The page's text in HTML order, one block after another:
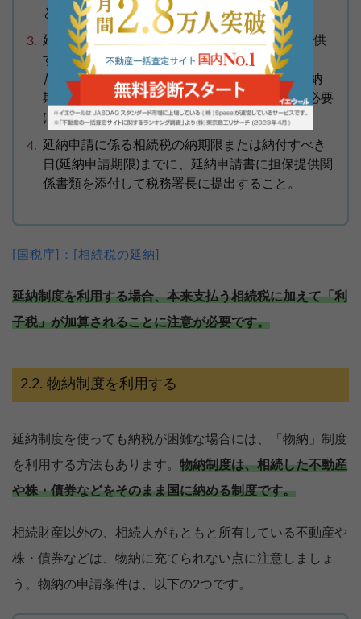
と。
延納税額および利子税の額に相当する担保を提供
すること。
ただし、延納税額が100万円以下で、かつ、延納
期間が3年以下である場合には担保を提供する必要
はありません。
延納申請に係る相続税の納期限または納付すべき
日(延納申請期限)までに、延納申請書に担保提供関
係書類を添付して税務署長に提出すること。
[国税庁]：[相続税の延納]
延納制度を利用する場合、本来支払う相続税に加えて「利
子税」が加算されることに注意が必要です。
物納制度を利用する
延納制度を使っても納税が困難な場合には、「物納」制度
を利用する方法もあります。 物納制度は、相続した不動産
や株・債券などをそのまま国に納める制度です。
相続財産以外の、相続人がもともと所有している不動産や
株・債券などは、物納に充てられない点に注意しましょ
う。物納の申請条件は、以下の2つです。